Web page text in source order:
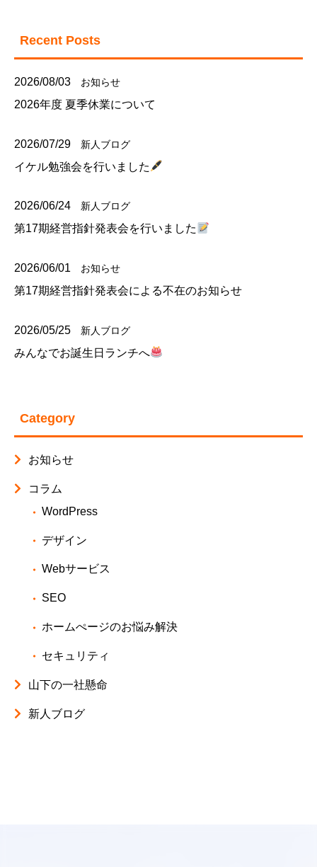
Recent Posts
2026/08/03 お知らせ
2026年度 夏季休業について
2026/07/29 新人ブログ
イケル勉強会を行いました
2026/06/24 新人ブログ
第17期経営指針発表会を行いました
2026/06/01 お知らせ
第17期経営指針発表会による不在のお知らせ
2026/05/25 新人ブログ
みんなでお誕生日ランチへ
Category
お知らせ
コラム
WordPress
デザイン
Webサービス
SEO
ホームぺージのお悩み解決
セキュリティ
山下の一社懸命
新人ブログ